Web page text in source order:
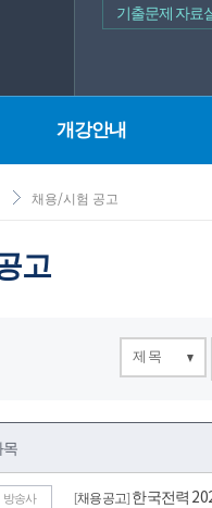
기출문제 자료
개강안내
채용/시험 공고
고
제목
방송사 [채용공고] 한국전력